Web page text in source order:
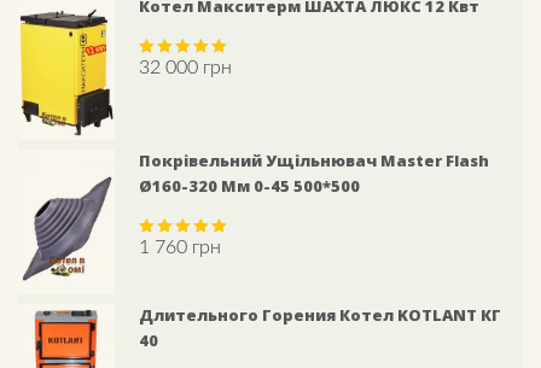
Котел Макситерм ШАХТА ЛЮКС 12 Квт
Rated5.00
32 000 грн
Покрівельний Ущільнювач Master Flash
Ø160-320 Мм 0-45 500*500
Rated 5.00
out of 5
1 760 грн
Длительного Горения Котел KOTLANT КГ
40